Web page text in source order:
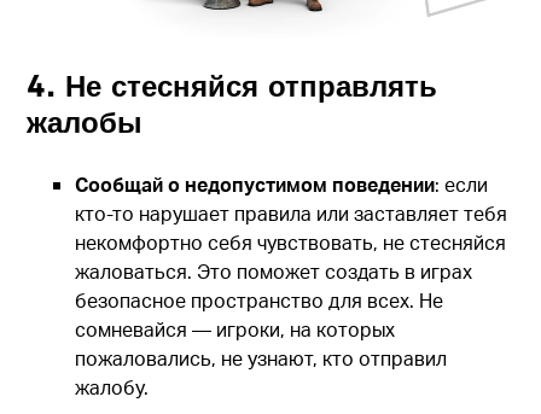
4. Не стесняйся отправлять
жалобы
Сообщай о недопустимом поведении: если
кто-то нарушает правила или заставляет тебя
некомфортно себя чувствовать, не стесняйся
жаловаться. Это поможет создать в играх
безопасное пространство для всех. Не
сомневайся — игроки, на которых
пожаловались, не узнают, кто отправил
жалобу.